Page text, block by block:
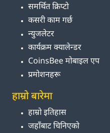
समर्थित क्रिप्टो
कसरी काम गर्छ
न्युजलेटर
कार्यक्रम क्यालेन्डर
CoinsBee मोबाइल एप
प्रमोशनहरू
हाम्रो बारेमा
हाम्रो इतिहास
जहाँबाट चिनिएको